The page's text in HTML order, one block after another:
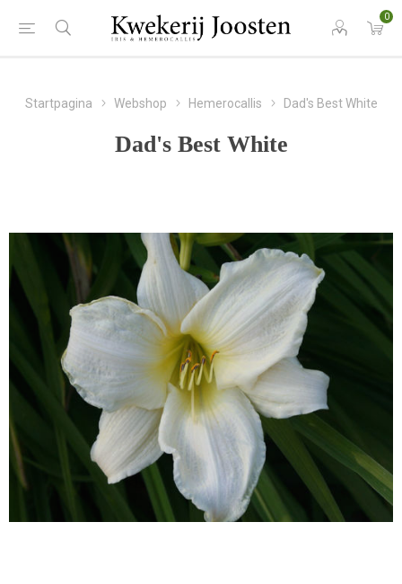
0
Startpagina Webshop Hemerocallis Dad's Best White
Dad's Best White